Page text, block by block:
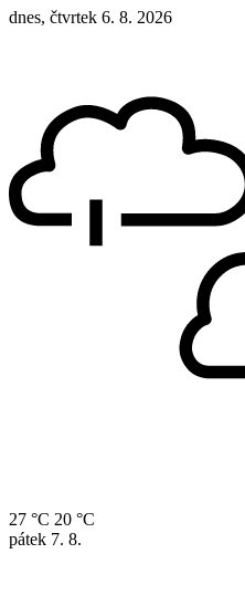
dnes, čtvrtek 6. 8. 2026
27 °C 20 °C
pátek 7. 8.